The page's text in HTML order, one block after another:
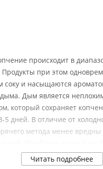
происходит в
Продукты при этом
соку и насыщаются
дыма. Дым является
который сохраняет
5 дней. В отличие от
метода менее вредны
структуру.Читать подробнее